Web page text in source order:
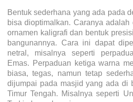
Bentuk sederhana yang ada pada
bisa dioptimalkan. Caranya adalah
ornamen kaligrafi dan bentuk
bangunannya. Cara ini dapat
netral, misalnya seperti
Emas. Perpaduan ketiga warna
biasa, tegas, namun tetap
dijumpai pada masjid yang ada di
Timur Tengah. Misalnya seperti